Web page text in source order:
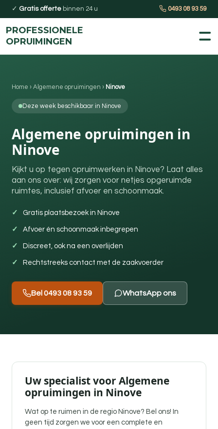
✓ Gratis offerte binnen 24 u 0493 08 93 59
PROFESSIONELE
OPRUIMINGEN
Home › Algemene opruimingen › Ninove
Deze week beschikbaar in Ninove
Algemene opruimingen in
Ninove
Kijkt u op tegen opruimwerken in Ninove? Laat alles
aan ons over: wij zorgen voor netjes opgeruimde
ruimtes, inclusief afvoer en schoonmaak.
Gratis plaatsbezoek in Ninove
Afvoer én schoonmaak inbegrepen
Discreet, ook na een overlijden
Rechtstreeks contact met de zaakvoerder
Bel 0493 08 93 59 WhatsApp ons
Uw specialist voor Algemene
opruimingen in Ninove
Wat op te ruimen in de regio Ninove? Bel ons! In
geen tijd zorgen we voor een complete en